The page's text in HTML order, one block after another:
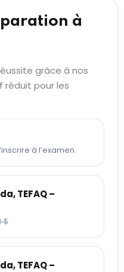
à
grâce à nos
pour les
à l’examen.
TEFAQ –
$
TEFAQ –